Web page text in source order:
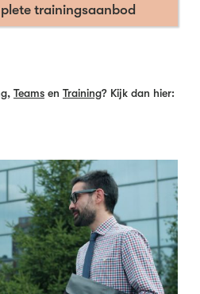
trainingsaanbod
, Teams en Training? Kijk dan hier: